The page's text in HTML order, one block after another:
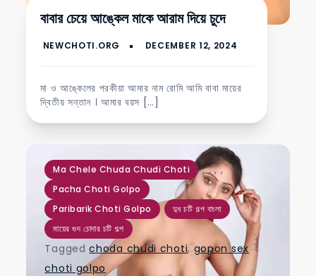
বাবার চেয়ে আঙ্কেল মাকে আরাম দিয়ে চুদে
মা ও আঙ্কেলের পরকীয়া আমার নাম রোমি আমি বাবা মায়ের
দ্বিতীয় সন্তান । আমার বয়স […]
Ma Chele Chuda Chudi Choti ,
Pacha Choti Golpo
,
Paribarik Choti Golpo
,
দুধ চটি গল্প বাংলা
,
মায়ের গুদ চোদার চটি গল্প
Taggedchoda chudi choti,gopon sex
choti golpo